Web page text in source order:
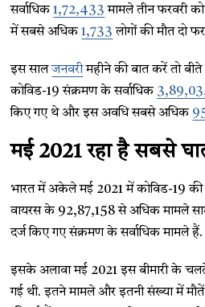
सर्वाधिक1,72,433 मामले तीन फरवरी
में सबसे अधिक1,733 लोगों की मौत दो
इस सालजनवरीमहीने की बात करें तो
कोविड-19 संक्रमण के सर्वाधिक
किए गए थे और इस अवधि सबसे अधिक
मई 2021 रहा है सबसे
भारत में अकेले मई 2021 में कोविड-19 की
वायरस के 92,87,158 से अधिक मामले
दर्ज किए गए संक्रमण के सर्वाधिक मामले हैं.
इसके अलावा मई 2021 इस बीमारी के
गई थी. इतने मामले और इतनी संख्या में मौतें